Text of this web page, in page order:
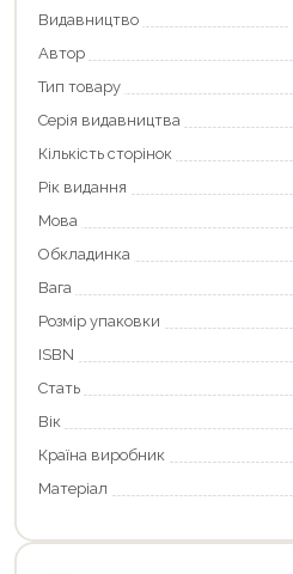
Видавництво
Автор
Тип товару
Серія видавництва
Кількість сторінок
Рік видання
Мова
Обкладинка
Вага
Розмір упаковки
ISBN
Стать
Вік
Країна виробник
Матеріал